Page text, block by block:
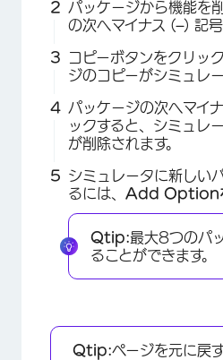
パッケージから機能を
の次へマイナス (–) 記号
コピーボタンをクリッ
ジのコピーがシミュレ
パッケージの次へマイ
ックすると、シミュレ
が削除されます。
シミュレータに新しい
るには、 Add Option
Qtip:最大8つのパ
ることができます。
Qtip:ページを元に戻